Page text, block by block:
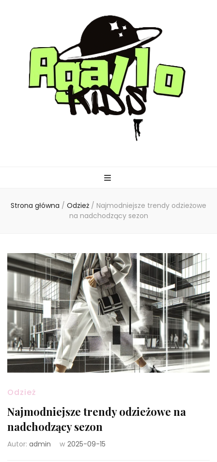
Strona główna / Odzież / Najmodniejsze trendy odzieżowe
na nadchodzący sezon
Odzież
Najmodniejsze trendy odzieżowe na
nadchodzący sezon
Autor: admin w 2025-09-15